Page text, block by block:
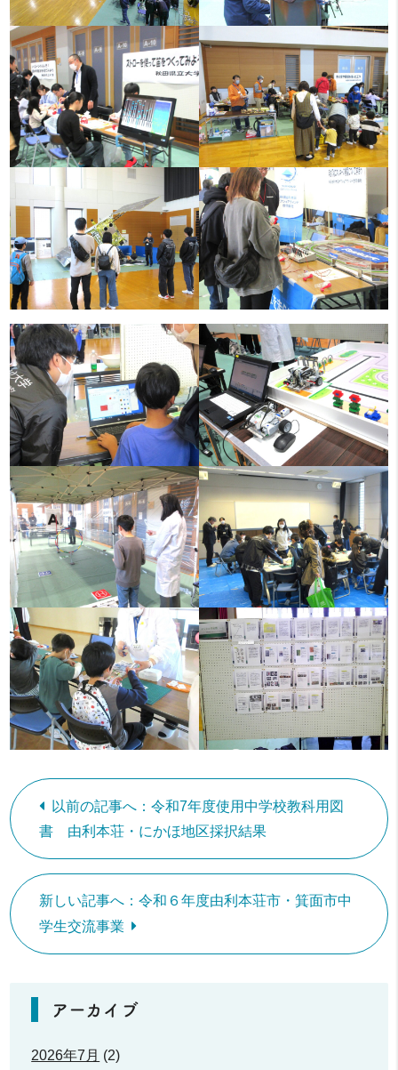
以前の記事へ：令和7年度使用中学校教科用図
書 由利本荘・にかほ地区採択結果
新しい記事へ：令和６年度由利本荘市・箕面市中
学生交流事業
アーカイブ
2026年7月 (2)